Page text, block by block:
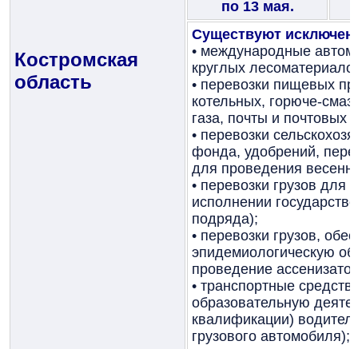
Костромская
область
по 13 мая.
Существуют
• международные
круглых
• перевозки пищевых
котельных, горюче-
газа, почты и почтовых
• перевозки
фонда, удобрений,
для проведения
• перевозки грузов
исполнении
подряда);
• перевозки грузов,
эпидемиологическую
проведение
• транспортные
образовательную
квалификации)
грузового автомобиля);